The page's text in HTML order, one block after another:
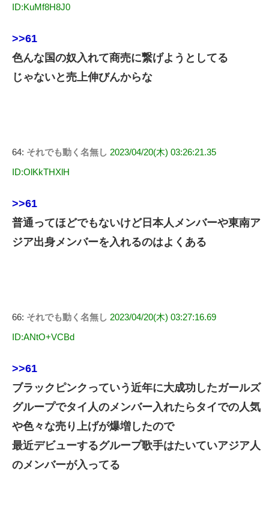
ID:KuMf8H8J0
>>61
色んな国の奴入れて商売に繋げようとしてる
じゃないと売上伸びんからな
64: それでも動く名無し 2023/04/20(木) 03:26:21.35
ID:OlKkTHXlH
>>61
普通ってほどでもないけど日本人メンバーや東南ア
ジア出身メンバーを入れるのはよくある
66: それでも動く名無し 2023/04/20(木) 03:27:16.69
ID:ANtO+VCBd
>>61
ブラックピンクっていう近年に大成功したガールズ
グループでタイ人のメンバー入れたらタイでの人気
や色々な売り上げが爆増したので
最近デビューするグループ歌手はたいていアジア人
のメンバーが入ってる